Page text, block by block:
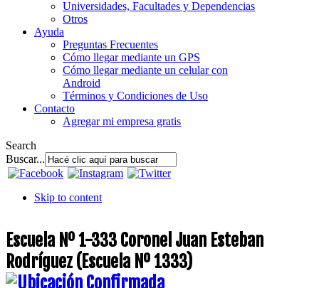
Universidades, Facultades y Dependencias
Otros
Ayuda
Preguntas Frecuentes
Cómo llegar mediante un GPS
Cómo llegar mediante un celular con
Android
Términos y Condiciones de Uso
Contacto
Agregar mi empresa gratis
Search
Buscar...
Skip to content
Escuela Nº 1-333 Coronel Juan Esteban
Rodríguez (Escuela Nº 1333)